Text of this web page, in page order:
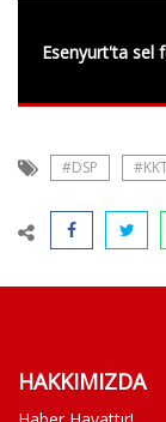
Esenyurt'ta sel
#DSP
HAKKIMIZDA